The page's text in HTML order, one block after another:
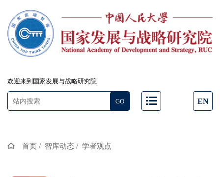
欢迎来到国家发展与战略研究院
EN
首页 / 智库动态 / 学者观点